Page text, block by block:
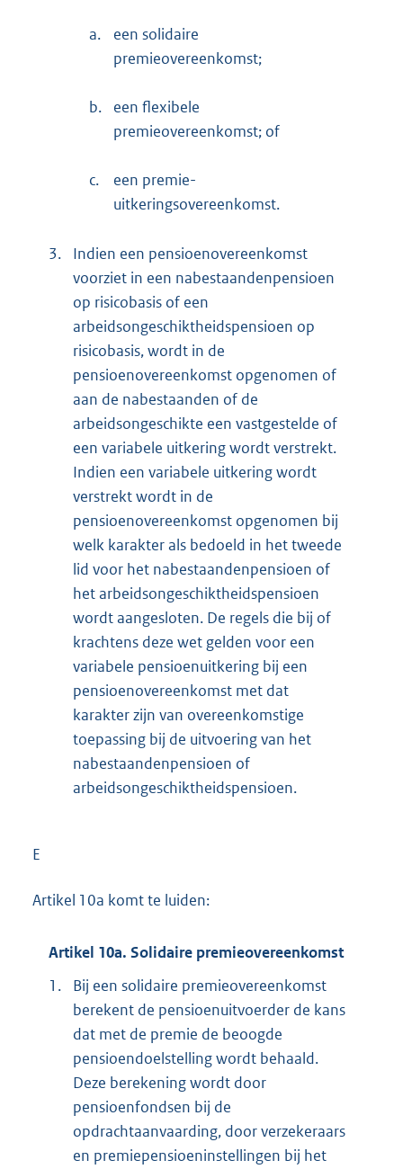
a.
een solidaire
premieovereenkomst;
b.
een flexibele
premieovereenkomst; of
c.
een premie-
uitkeringsovereenkomst.
3.
Indien een pensioenovereenkomst
voorziet in een nabestaandenpensioen
op risicobasis of een
arbeidsongeschiktheidspensioen op
risicobasis, wordt in de
pensioenovereenkomst opgenomen of
aan de nabestaanden of de
arbeidsongeschikte een vastgestelde of
een variabele uitkering wordt verstrekt.
Indien een variabele uitkering wordt
verstrekt wordt in de
pensioenovereenkomst opgenomen bij
welk karakter als bedoeld in het tweede
lid voor het nabestaandenpensioen of
het arbeidsongeschiktheidspensioen
wordt aangesloten. De regels die bij of
krachtens deze wet gelden voor een
variabele pensioenuitkering bij een
pensioenovereenkomst met dat
karakter zijn van overeenkomstige
toepassing bij de uitvoering van het
nabestaandenpensioen of
arbeidsongeschiktheidspensioen.
E
Artikel 10a komt te luiden:
Artikel 10a. Solidaire premieovereenkomst
1.
Bij een solidaire premieovereenkomst
berekent de pensioenuitvoerder de kans
dat met de premie de beoogde
pensioendoelstelling wordt behaald.
Deze berekening wordt door
pensioenfondsen bij de
opdrachtaanvaarding, door verzekeraars
en premiepensioeninstellingen bij het